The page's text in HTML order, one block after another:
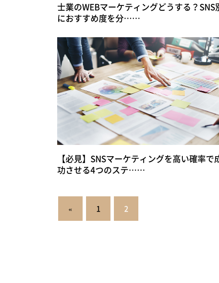
士業のWEBマーケティングどうする？SNS
におすすめ度を分……
【必見】SNSマーケティングを高い確率で
功させる4つのステ……
投
稿
« 1 2